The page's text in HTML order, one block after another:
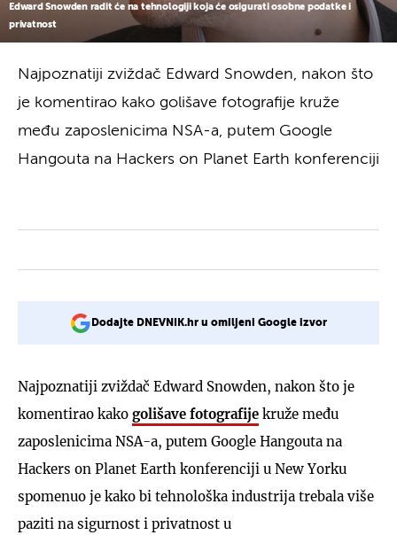
Edward Snowden radit će na tehnologiji koja će osigurati osobne podatke i
privatnost
Najpoznatiji zviždač Edward Snowden, nakon što
je komentirao kako golišave fotografije kruže
među zaposlenicima NSA-a, putem Google
Hangouta na Hackers on Planet Earth konferenciji
Dodajte DNEVNIK.hr u omiljeni Google izvor
Najpoznatiji zviždač Edward Snowden, nakon što je
komentirao kako golišave fotografije kruže među
zaposlenicima NSA-a, putem Google Hangouta na
Hackers on Planet Earth konferenciji u New Yorku
spomenuo je kako bi tehnološka industrija trebala više
paziti na sigurnost i privatnost u